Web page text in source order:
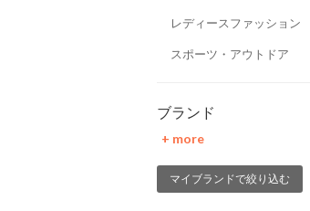
レディースファッション
スポーツ・アウトドア
ブランド
+ more
マイブランドで絞り込む